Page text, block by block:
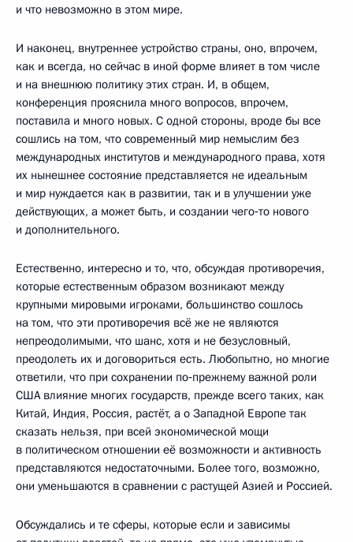
и что невозможно в этом мире.
И наконец, внутреннее устройство страны, оно, впрочем,
как и всегда, но сейчас в иной форме влияет в том числе
и на внешнюю политику этих стран. И, в общем,
конференция прояснила много вопросов, впрочем,
поставила и много новых. С одной стороны, вроде бы все
сошлись на том, что современный мир немыслим без
международных институтов и международного права, хотя
их нынешнее состояние представляется не идеальным
и мир нуждается как в развитии, так и в улучшении уже
действующих, а может быть, и создании чего‑то нового
и дополнительного.
Естественно, интересно и то, что, обсуждая противоречия,
которые естественным образом возникают между
крупными мировыми игроками, большинство сошлось
на том, что эти противоречия всё же не являются
непреодолимыми, что шанс, хотя и не безусловный,
преодолеть их и договориться есть. Любопытно, но многие
ответили, что при сохранении по‑прежнему важной роли
США влияние многих государств, прежде всего таких, как
Китай, Индия, Россия, растёт, а о Западной Европе так
сказать нельзя, при всей экономической мощи
в политическом отношении её возможности и активность
представляются недостаточными. Более того, возможно,
они уменьшаются в сравнении с растущей Азией и Россией.
Обсуждались и те сферы, которые если и зависимы